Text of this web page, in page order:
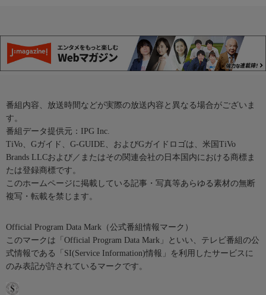
番組内容、放送時間などが実際の放送内容と異なる場合がございま
す。
番組データ提供元：IPG Inc.
TiVo、Gガイド、G-GUIDE、およびGガイドロゴは、米国TiVo
Brands LLCおよび／またはその関連会社の日本国内における商標ま
たは登録商標です。
このホームページに掲載している記事・写真等あらゆる素材の無断
複写・転載を禁じます。
Official Program Data Mark（公式番組情報マーク）
このマークは「Official Program Data Mark」といい、テレビ番組の公
式情報である「SI(Service Information)情報」を利用したサービスに
のみ表記が許されているマークです。